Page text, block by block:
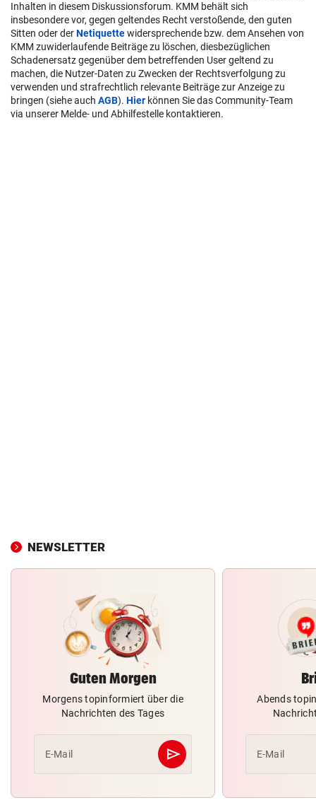
Inhalten in diesem Diskussionsforum. KMM behält sich
insbesondere vor, gegen geltendes Recht verstoßende, den guten
Sitten oder derNetiquettewidersprechende bzw. dem Ansehen von
KMM zuwiderlaufende Beiträge zu löschen, diesbezüglichen
Schadenersatz gegenüber dem betreffenden User geltend zu
machen, die Nutzer-Daten zu Zwecken der Rechtsverfolgung zu
verwenden und strafrechtlich relevante Beiträge zur Anzeige zu
bringen (siehe auch AGB). Hier können Sie das Community-Team
via unserer Melde- und Abhilfestelle kontaktieren.
NEWSLETTER
Guten Morgen
Morgens topinformiert über die
Nachrichten des Tages
E-Mail send
Abschicken
Abends
E-Mail